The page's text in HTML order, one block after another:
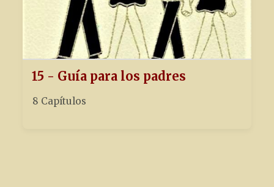
15 - Guía para los padres
8 Capítulos